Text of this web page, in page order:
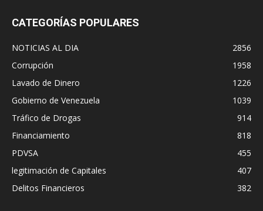
CATEGORÍAS POPULARES
NOTICIAS AL DIA
2856
Corrupción
1958
Lavado de Dinero
1226
Gobierno de Venezuela
1039
Tráfico de Drogas
914
Financiamiento
818
PDVSA
455
legitimación de Capitales
407
Delitos Financieros
382